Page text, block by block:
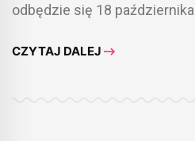
odbędzie się 18
CZYTAJ DALEJ